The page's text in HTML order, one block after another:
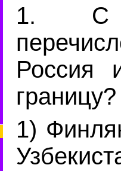
1. С
Россия
границу?
1)